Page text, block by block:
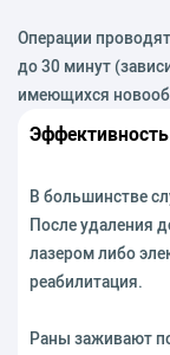
Операции
до 30 минут
имеющихся
В большинстве
После удаления
лазером либо
реабилитация.
Раны заживают